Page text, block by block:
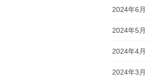
2024年6月
2024年5月
2024年4月
2024年3月